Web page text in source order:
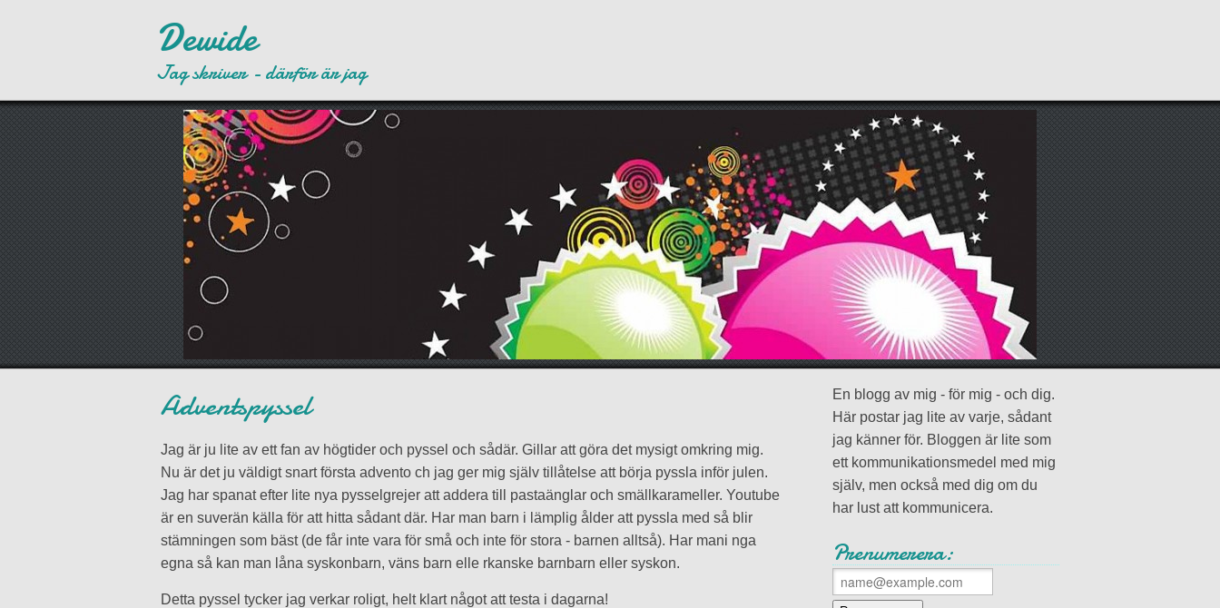
Dewide
Jag skriver - därför är jag
Adventspyssel
Jag är ju lite av ett fan av högtider och pyssel och sådär. Gillar att göra det mysigt omkring mig.
Nu är det ju väldigt snart första advento ch jag ger mig själv tillåtelse att börja pyssla inför julen.
Jag har spanat efter lite nya pysselgrejer att addera till pastaänglar och smällkarameller. Youtube
är en suverän källa för att hitta sådant där. Har man barn i lämplig ålder att pyssla med så blir
stämningen som bäst (de får inte vara för små och inte för stora - barnen alltså). Har mani nga
egna så kan man låna syskonbarn, väns barn elle rkanske barnbarn eller syskon.
Detta pyssel tycker jag verkar roligt, helt klart något att testa i dagarna!
En blogg av mig - för mig - och dig.
Här postar jag lite av varje, sådant
jag känner för. Bloggen är lite som
ett kommunikationsmedel med mig
själv, men också med dig om du
har lust att kommunicera.
Prenumerera: